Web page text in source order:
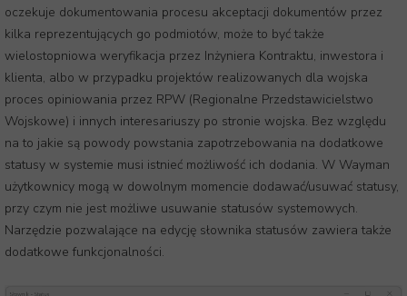
oczekuje dokumentowania procesu akceptacji dokumentów przez
kilka reprezentujących go podmiotów, może to być także
wielostopniowa weryfikacja przez Inżyniera Kontraktu, inwestora i
klienta, albo w przypadku projektów realizowanych dla wojska
proces opiniowania przez RPW (Regionalne Przedstawicielstwo
Wojskowe) i innych interesariuszy po stronie wojska. Bez względu
na to jakie są powody powstania zapotrzebowania na dodatkowe
statusy w systemie musi istnieć możliwość ich dodania. W Wayman
użytkownicy mogą w dowolnym momencie dodawać/usuwać statusy,
przy czym nie jest możliwe usuwanie statusów systemowych.
Narzędzie pozwalające na edycję słownika statusów zawiera także
dodatkowe funkcjonalności.